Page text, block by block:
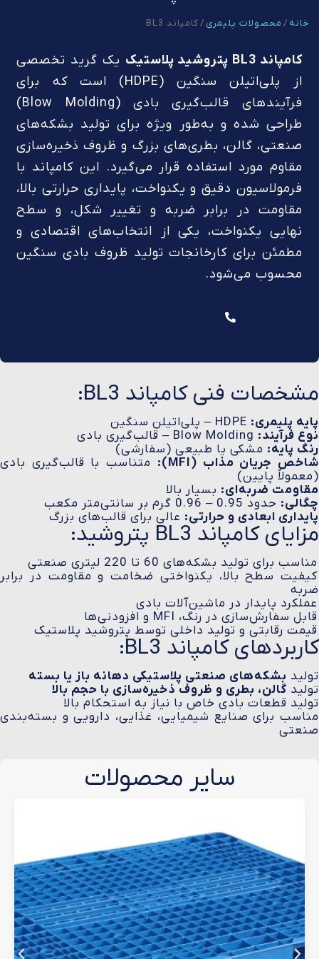
خانه / محصولات پلیمری / کامپاند BL3
کامپاند BL3 پتروشید پلاستیک
یک گرید تخصصی
از پلی‌اتیلن سنگین (HDPE) است که برای
فرآیندهای قالب‌گیری بادی (Blow Molding)
طراحی شده و به‌طور ویژه برای تولید بشکه‌های
صنعتی، گالن، بطری‌های بزرگ و ظروف ذخیره‌سازی
مقاوم مورد استفاده قرار می‌گیرد. این کامپاند با
فرمولاسیون دقیق و یکنواخت، پایداری حرارتی بالا،
مقاومت در برابر ضربه و تغییر شکل، و سطح
نهایی یکنواخت، یکی از انتخاب‌های اقتصادی و
مطمئن برای کارخانجات تولید ظروف بادی سنگین
محسوب می‌شود.
تماس با ما
مشخصات فنی کامپاند BL3:
پایه پلیمری:
نوع فرآیند:
رنگ پایه: مشکی یا طبیعی (سفارشی)
شاخص جریان مذاب (MFI):
متناسب با قالب‌گیری بادی
(معمولاً پایین)
مقاومت ضربه‌ای: بسیار بالا
چگالی: حدود 0.95 – 0.96 گرم بر سانتی‌متر مکعب
پایداری ابعادی و حرارتی: عالی برای قالب‌های بزرگ
مزایای کامپاند BL3 پتروشید:
مناسب برای تولید بشکه‌های 60 تا 220 لیتری صنعتی
کیفیت سطح بالا، یکنواختی ضخامت و مقاومت در برابر
ضربه
عملکرد پایدار در ماشین‌آلات بادی
قابل سفارش‌سازی در رنگ، MFI و افزودنی‌ها
قیمت رقابتی و تولید داخلی توسط پتروشید پلاستیک
کاربردهای کامپاند BL3:
تولید بشکه‌های صنعتی پلاستیکی دهانه باز یا بسته
تولید گالن، بطری و ظروف ذخیره‌سازی با حجم بالا
تولید قطعات بادی خاص با نیاز به استحکام بالا
مناسب برای صنایع شیمیایی، غذایی، دارویی و بسته‌بندی
صنعتی
سایر محصولات